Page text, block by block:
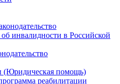
инвалидности в Российской
(Юридическая помощь)
реабилитации